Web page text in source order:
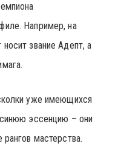
Например, на
звание Адепт, а
уже имеющихся
эссенцию – они
мастерства.